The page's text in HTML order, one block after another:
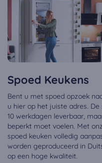
Spoed Keukens
Bent u met spoed opzoek
u hier op het juiste adres.
10 werkdagen leverbaar,
beperkt moet voelen. Met
spoed keuken volledig
worden geproduceerd in
op een hoge kwaliteit.